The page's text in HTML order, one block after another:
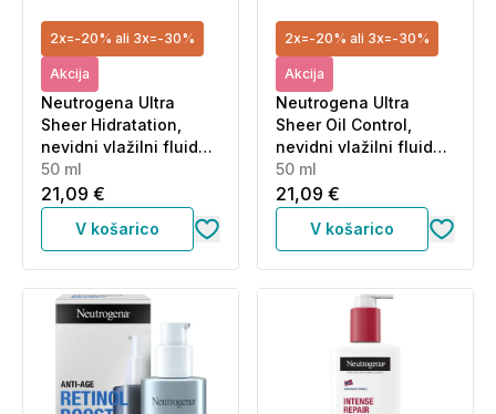
2x=-20% ali 3x=-30%
Akcija
Neutrogena Ultra
Sheer Hidratation,
nevidni vlažilni fluid
za zaščito pred
soncem - ZF50 (50 ml)
50 ml
21,09 €
V košarico
2x=-20% ali 3x=-30%
Akcija
Neutrogena Ultra
Sheer Oil Control,
nevidni vlažilni fluid
za zaščito pred
soncem - ZF50+ (50
ml)
50 ml
21,09 €
V košarico